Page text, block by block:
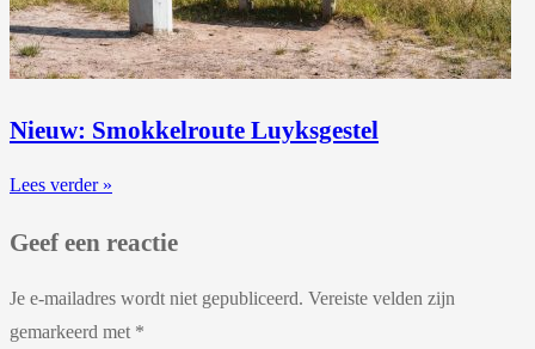
Nieuw: Smokkelroute Luyksgestel
Lees verder »
Geef een reactie
Je e-mailadres wordt niet gepubliceerd. Vereiste velden zijn
gemarkeerd met *